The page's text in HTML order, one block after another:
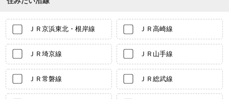
ＪＲ京浜東北・根岸線 ＪＲ高崎線
ＪＲ埼京線 ＪＲ山手線
ＪＲ常磐線 ＪＲ総武線